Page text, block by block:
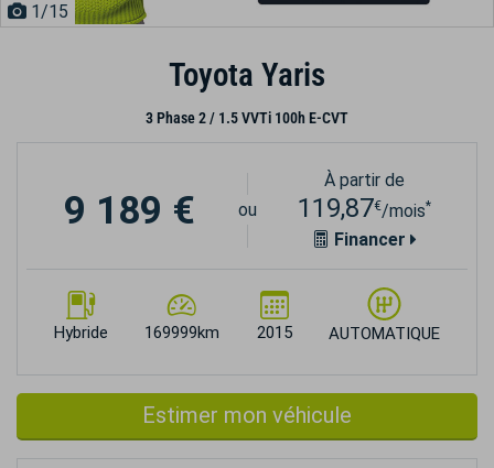
1/15
Toyota Yaris
3 Phase 2 / 1.5 VVTi 100h E-CVT
Hybride 169999km 2015 AUTOMATIQUE
9 189 € ou
À partir de
119,87€/mois*
Financer
Estimer mon véhicule